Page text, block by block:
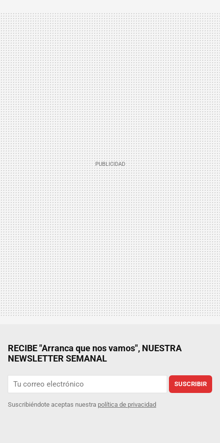
RECIBE "Arranca que nos vamos", NUESTRA
NEWSLETTER SEMANAL
SUSCRIBIR
Suscribiéndote aceptas nuestra política de privacidad